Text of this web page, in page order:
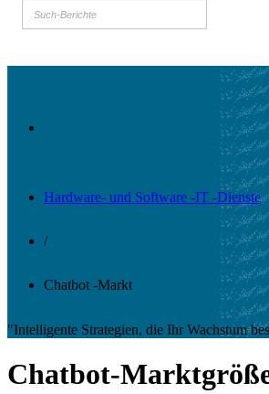
Hardware- und Software -IT -Dienste
/
Chatbot -Markt
"Intelligente Strategien, die Ihr Wachstum
Chatbot-